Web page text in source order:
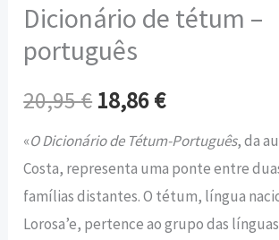
Dicionário de tétum –
português
20,95€ 18,86€
«O Dicionário de Tétum-Português, da
Costa, representa uma ponte entre
famílias distantes. O tétum, língua
Lorosa’e, pertence ao grupo das